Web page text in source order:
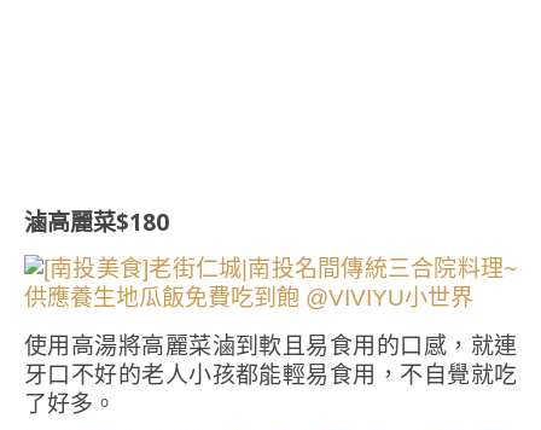
滷高麗菜$180
使用高湯將高麗菜滷到軟且易食用的口感，就連
牙口不好的老人小孩都能輕易食用，不自覺就吃
了好多。